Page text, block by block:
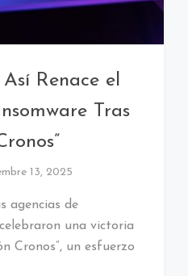
Renace el
Tras
13, 2025
agencias de
una victoria
Cronos”, un esfuerzo